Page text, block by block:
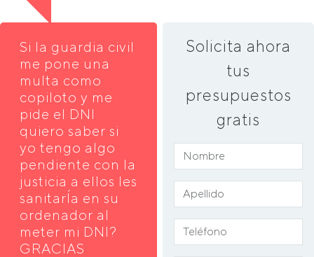
Si la guardia civil
me pone una
multa como
copiloto y me
pide el DNI
quiero saber si
yo tengo algo
pendiente con la
justicia a ellos les
sanitarÍa en su
ordenador al
meter mi DNI?
GRACIAS
Solicita ahora
tus
presupuestos
gratis